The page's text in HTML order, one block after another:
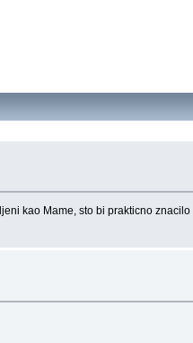
kao Mame, sto bi prakticno